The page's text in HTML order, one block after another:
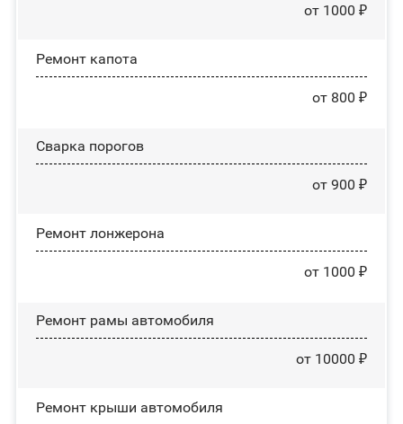
от 1000 ₽
Ремонт капота
от 800 ₽
Сварка порогов
от 900 ₽
Ремонт лонжерона
от 1000 ₽
Ремонт рамы автомобиля
от 10000 ₽
Ремонт крыши автомобиля